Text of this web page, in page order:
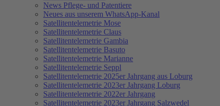
News Pflege- und Patentiere
Neues aus unserem WhatsApp-Kanal
Satellitentelemetrie Mose
Satellitentelemetrie Claus
Satellitentelemetrie Gambia
Satellitentelemetrie Basuto
Satellitentelemetrie Marianne
Satellitentelemetrie Seppl
Satellitentelemetrie 2025er Jahrgang aus Loburg
Satellitentelemetrie 2023er Jahrgang Loburg
Satellitentelemetrie 2022er Jahrgang
Satellitentelemetrie 2023er Jahrgang Salzwedel